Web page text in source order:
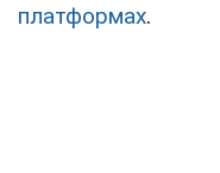
платформах.